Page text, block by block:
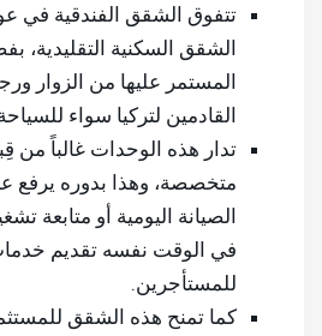
تتفوق الشقق الفندقية في
الشقق السكنية التقليدية،
المستمر عليها من الزوار
القادمين لتركيا سواء
تدار هذه الوحدات غالباً من
متخصصة، وهذا بدوره يرفع
الصيانة اليومية أو متابعة
في الوقت نفسه تقديم
للمستأجرين.
كما تمنح هذه الشقق